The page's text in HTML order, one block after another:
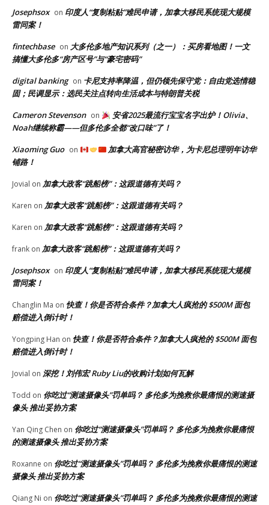
Josephsox on 印度人“复制粘贴”难民申请，加拿大移民系统现大规模
雷同案！
fintechbase on 大多伦多地产知识系列（之一）：买房看地图！一文
搞懂大多伦多“房产区号”与“豪宅密码”
digital banking on 卡尼支持率降温，但仍领先保守党：自由党选情稳
固；民调显示：选民关注点转向生活成本与特朗普关税
Cameron Stevenson on
安省2025最流行宝宝名字出炉！Olivia、
Noah继续称霸——但多伦多全都“改口味”了！
Xiaoming Guo on
加拿大高官秘密访华，为卡尼总理明年访华
铺路！
Jovial on 加拿大政客“跳船榜”：这跟道德有关吗？
Karen on 加拿大政客“跳船榜”：这跟道德有关吗？
Karen on 加拿大政客“跳船榜”：这跟道德有关吗？
frank on 加拿大政客“跳船榜”：这跟道德有关吗？
Josephsox on 印度人“复制粘贴”难民申请，加拿大移民系统现大规模
雷同案！
Changlin Ma on 快查！你是否符合条件？加拿大人疯抢的 $500M 面包
赔偿进入倒计时！
Yongping Han on 快查！你是否符合条件？加拿大人疯抢的 $500M 面包
赔偿进入倒计时！
Jovial on 深挖！刘伟宏 Ruby Liu的收购计划如何瓦解
Todd on 你吃过“测速摄像头”罚单吗？ 多伦多为挽救你最痛恨的测速摄
像头 推出妥协方案
Yan Qing Chen on 你吃过“测速摄像头”罚单吗？ 多伦多为挽救你最痛恨
的测速摄像头 推出妥协方案
Roxanne on 你吃过“测速摄像头”罚单吗？ 多伦多为挽救你最痛恨的测速
摄像头 推出妥协方案
Qiang Ni on 你吃过“测速摄像头”罚单吗？ 多伦多为挽救你最痛恨的测速